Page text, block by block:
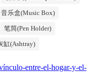
音乐盒(Music Box)
笔筒(Pen Holder)
缸(Ashtray)